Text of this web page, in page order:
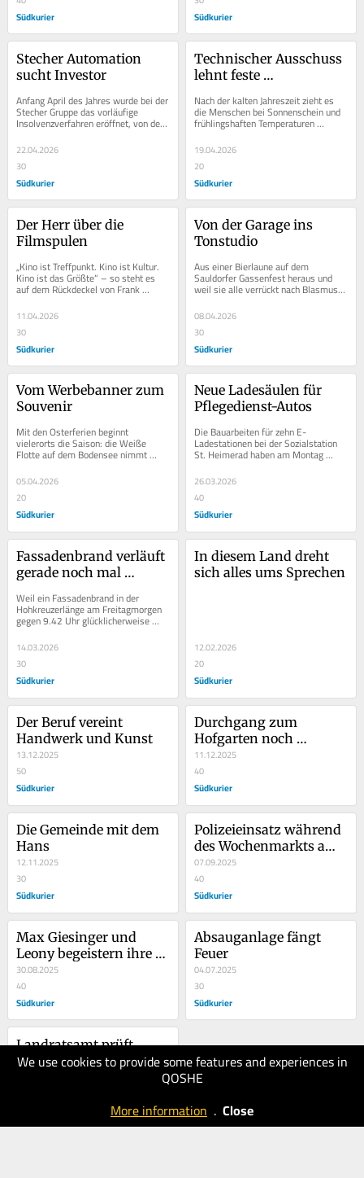
We use cookies to provide some features and experiences in
QOSHE
More information . Close
Südkurier Südkurier
Stecher Automation
sucht Investor
Anfang April des Jahres wurde bei der
Stecher Gruppe das vorläufige
Insolvenzverfahren eröffnet, von dem
die Firmenteile Stecher Automation
(rund 30...
22.04.2026
30
Südkurier
Technischer Ausschuss
lehnt feste
Nach der kalten Jahreszeit zieht es
die Menschen bei Sonnenschein und
frühlingshaften Temperaturen
verständlicherweise hinaus ins Freie,
um das...
19.04.2026
20
Südkurier
Der Herr über die
Filmspulen
„Kino ist Treffpunkt. Kino ist Kultur.
Kino ist das Größte“ – so steht es
auf dem Rückdeckel von Frank
sicher...
11.04.2026
30
Südkurier
Von der Garage ins
Tonstudio
Aus einer Bierlaune auf dem
Sauldorfer Gassenfest heraus und
weil sie alle verrückt nach Blasmusik
sein Bruder...
08.04.2026
30
Südkurier
Vom Werbebanner zum
Souvenir
Mit den Osterferien beginnt
vielerorts die Saison: die Weiße
Flotte auf dem Bodensee nimmt
Pfullendorf und...
05.04.2026
20
Südkurier
Neue Ladesäulen für
Pflegedienst-Autos
Die Bauarbeiten für zehn E-
Ladestationen bei der Sozialstation
St. Heimerad haben am Montag
begonnen. Aktuell finden noch die
Baggerarbeiten statt,...
26.03.2026
40
Südkurier
Fassadenbrand verläuft
gerade noch mal
Weil ein Fassadenbrand in der
Hohkreuzerlänge am Freitagmorgen
gegen 9.42 Uhr glücklicherweise
noch rechtzeitig erkannt wurde,
konnte Schlimmeres...
14.03.2026
30
Südkurier
In diesem Land dreht
sich alles ums Sprechen
12.02.2026
20
Südkurier
Der Beruf vereint
Handwerk und Kunst
13.12.2025
50
Südkurier
Durchgang zum
Hofgarten noch
gesperrt
11.12.2025
40
Südkurier
Die Gemeinde mit dem
Hans
12.11.2025
30
Südkurier
Polizeieinsatz während
des Wochenmarkts am
Marktbrückle
07.09.2025
40
Südkurier
Max Giesinger und
Leony begeistern ihre
Fans in Pfullendorf
30.08.2025
40
Südkurier
Absauganlage fängt
Feuer
04.07.2025
30
Südkurier
Landratsamt prüft
geänderte Pläne für